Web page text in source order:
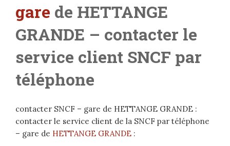
gare de HETTANGE
GRANDE – contacter le
service client SNCF par
téléphone
contacter SNCF – gare de HETTANGE GRANDE :
contacter le service client de la SNCF par téléphone
– gare de HETTANGE GRANDE :